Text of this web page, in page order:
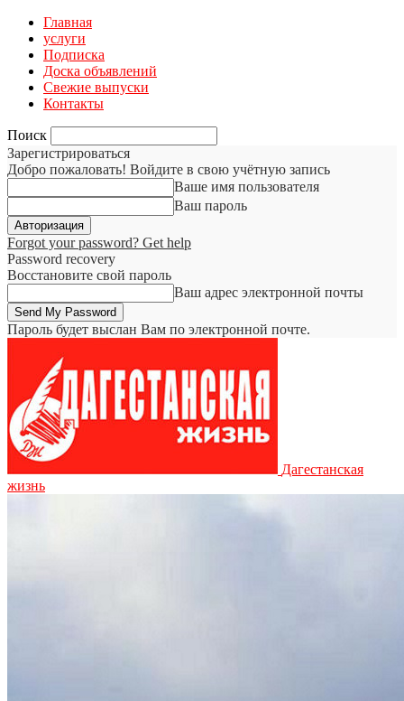
Главная
услуги
Подписка
Доска объявлений
Свежие выпуски
Контакты
Поиск
Зарегистрироваться
Добро пожаловать! Войдите в свою учётную запись
Ваше имя пользователя
Ваш пароль
Forgot your password? Get help
Password recovery
Восстановите свой пароль
Ваш адрес электронной почты
Пароль будет выслан Вам по электронной почте.
Дагестанская
жизнь